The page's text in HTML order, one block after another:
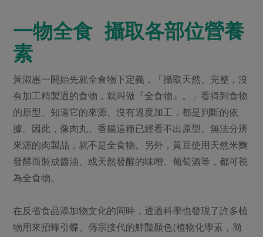
美妝保養 個人清潔
家庭清潔
日用品 圖書禮品
防災用品
最新產品
優惠專區
樂齡友善
主題食譜
年菜食譜
養身食補
節慶大餐
高麗菜海鮮煎餅
2024農業發展計畫年度報告
更多議題活動
傳到心坎裡，誠心又澎派
更多議題
生活者e週報
綠主張月刊
典藏閱覽室
社務專區
選舉專區
最新消息
媒體報導
下載專區
地區活動
活動報下載
一物全食 攝取各部位營養
素
黃淑惠一開始先就全食物下定義，「攝取天然、完整，沒
有加工精製過的食物，就叫做『全食物』。」看得到食物
的原型、知道它的來源、沒有過度加工，都是判斷的依
據。因此，像肉丸、香腸這種已經看不出原型、無法分辨
來源的肉製品，就不是全食物。另外，黃豆使用天然米麴
發酵而製成醬油、或天然發酵的味噌、葡萄酒等，都可視
為全食物。
在反省食品添加物文化的同時，透過科學也發現了許多植
物用來招蜂引蝶、傳宗接代的鮮豔顏色(植物化學素，簡